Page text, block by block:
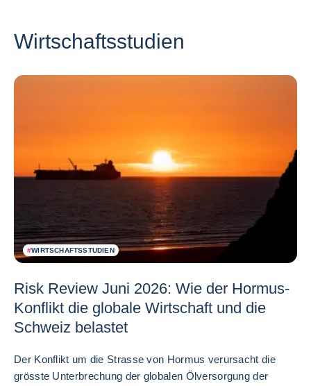
Wirtschaftsstudien
#WIRTSCHAFTSSTUDIEN
Risk Review Juni 2026: Wie der Hormus-
Konflikt die globale Wirtschaft und die
Schweiz belastet
Der Konflikt um die Strasse von Hormus verursacht die
grösste Unterbrechung der globalen Ölversorgung der